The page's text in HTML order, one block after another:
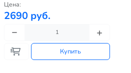
Цена:
2690 руб.
Купить